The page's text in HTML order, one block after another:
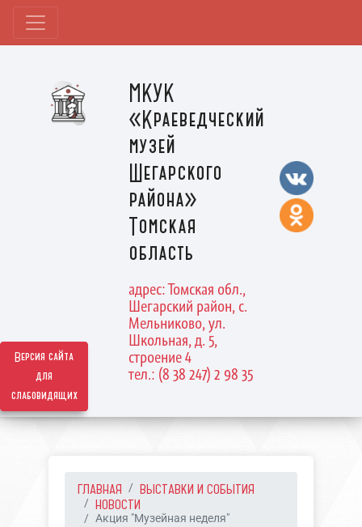
Версия сайта
для
слабовидящих
МКУК
«Краеведческий
музей
Шегарского
района»
Томская
область
адрес: Томская обл.,
Шегарский район, с.
Мельниково, ул.
Школьная, д. 5,
строение 4
тел.: (8 38 247) 2 98 35
ГЛАВНАЯ
ВЫСТАВКИ И СОБЫТИЯ
НОВОСТИ
Акция "Музейная неделя"